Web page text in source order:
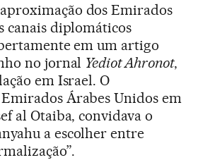
dos Emirados
canais diplomáticos
em um artigo
no jornal Yediot Ahronot,
em Israel. O
Árabes Unidos em
al Otaiba, convidava o
a escolher entre